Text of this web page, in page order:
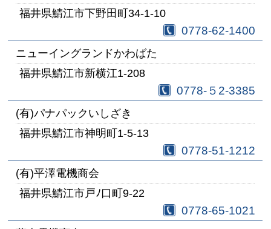
福井県鯖江市下野田町34-1-10
0778-62-1400
ニューイングランドかわばた
福井県鯖江市新横江1-208
0778-５2-3385
(有)パナパックいしざき
福井県鯖江市神明町1-5-13
0778-51-1212
(有)平澤電機商会
福井県鯖江市戸ﾉ口町9-22
0778-65-1021